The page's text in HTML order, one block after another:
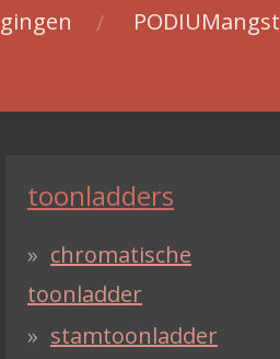
PODIUMangst
toonladders
chromatische
toonladder
stamtoonladder